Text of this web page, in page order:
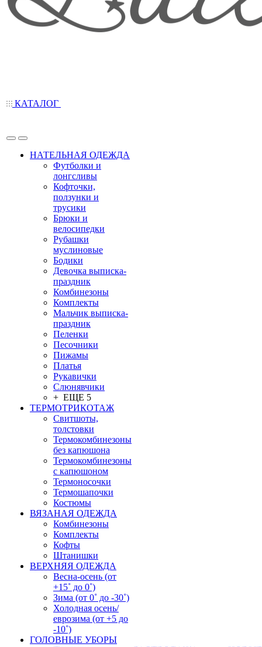
КАТАЛОГ
НАТЕЛЬНАЯ ОДЕЖДА
Футболки и
лонгсливы
Кофточки,
ползунки и
трусики
Брюки и
велосипедки
Рубашки
муслиновые
Бодики
Девочка выписка-
праздник
Комбинезоны
Комплекты
Мальчик выписка-
праздник
Пеленки
Песочники
Пижамы
Платья
Рукавички
Слюнявчики
+ ЕЩЕ 5
ТЕРМОТРИКОТАЖ
Свитшоты,
толстовки
Термокомбинезоны
без капюшона
Термокомбинезоны
с капюшоном
Термоносочки
Термошапочки
Костюмы
ВЯЗАНАЯ ОДЕЖДА
Комбинезоны
Комплекты
Кофты
Штанишки
ВЕРХНЯЯ ОДЕЖДА
Весна-осень (от
+15˚ до 0˚)
Зима (от 0˚ до -30˚)
Холодная осень/
еврозима (от +5 до
-10˚)
ГОЛОВНЫЕ УБОРЫ